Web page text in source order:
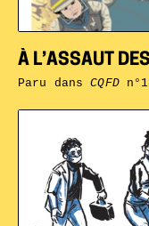
À L’ASSAUT
Paru dansCQFD